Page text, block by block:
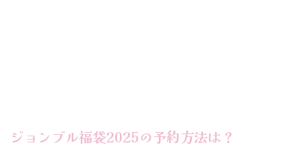
ジョンブル福袋2025の予約方法は？